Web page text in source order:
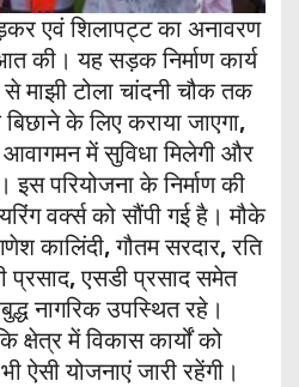
एवं शिलापट्ट का अनावरण
की। यह सड़क निर्माण कार्य
माझी टोला चांदनी चौक तक
के लिए कराया जाएगा,
में सुविधा मिलेगी और
इस परियोजना के निर्माण की
वर्क्स को सौंपी गई है। मौके
कालिंदी, गौतम सरदार, रति
प्रसाद, एसडी प्रसाद समेत
नागरिक उपस्थित रहे।
क्षेत्र में विकास कार्यों को
ऐसी योजनाएं जारी रहेंगी।